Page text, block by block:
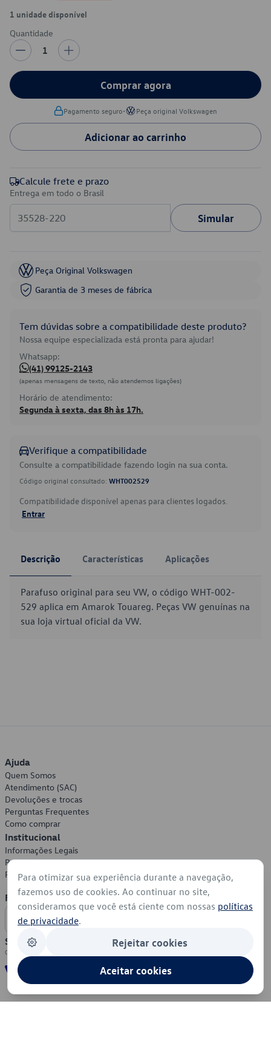
1 unidade disponível
Quantidade
1
Comprar agora
Pagamento seguro• Peça original Volkswagen
Adicionar ao carrinho
Calcule frete e prazo
Entrega em todo o Brasil
Simular
Peça Original Volkswagen
Garantia de 3 meses de fábrica
Tem dúvidas sobre a compatibilidade deste produto?
Nossa equipe especializada está pronta para ajudar!
Whatsapp:
(41) 99125-2143
(apenas mensagens de texto, não atendemos ligações)
Horário de atendimento:
Segunda à sexta, das 8h às 17h.
Verifique a compatibilidade
Consulte a compatibilidade fazendo login na sua conta.
Código original consultado: WHT002529
Compatibilidade disponível apenas para clientes logados.
Entrar
Descrição Características Aplicações
Parafuso original para seu VW, o código WHT-002-
529 aplica em Amarok Touareg. Peças VW genuínas na
sua loja virtual oficial da VW.
Ajuda
Quem Somos
Atendimento (SAC)
Devoluções e trocas
Perguntas Frequentes
Como comprar
Institucional
Informações Legais
Política de Privacidade
Política de Cookies
Formas de Pagamento
Segurança
Para otimizar sua experiência durante a navegação,
fazemos uso de cookies. Ao continuar no site,
consideramos que você está ciente com nossas políticas
de privacidade.
Rejeitar cookies
Aceitar cookies